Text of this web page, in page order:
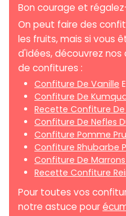
Bon courage et
On peut faire des
les fruits, mais si vous
d'idées, découvrez
de confitures :
Confiture De Vanille
Confiture De
Recette Confiture
Confiture De Nefles
Confiture Pomme
Confiture Rhubarbe
Confiture De
Recette Confiture
Pour toutes vos
notre astuce pour